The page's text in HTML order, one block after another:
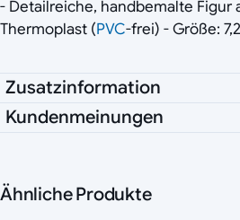
- Detailreiche, handbemalte Figur
Thermoplast (PVC-frei) - Größe:
Zusatzinformation
Kundenmeinungen
Ähnliche Produkte